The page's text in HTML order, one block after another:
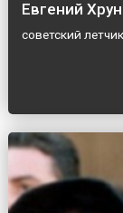
Евгений
советский